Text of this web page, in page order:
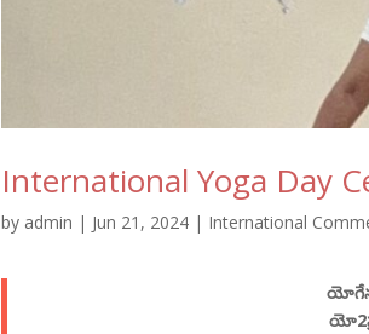
International Yoga
by admin | Jun 21, 2024 | International